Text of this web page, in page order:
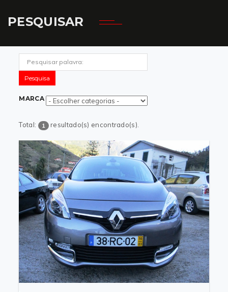
PESQUISAR
Pesquisa
MARCA
Total: 1 resultado(s) encontrado(s).